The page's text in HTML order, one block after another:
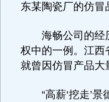
东某陶瓷厂的仿
海畅公司的经历
权中的一例。江西
就曾因仿冒产品
“高薪‘挖走’景